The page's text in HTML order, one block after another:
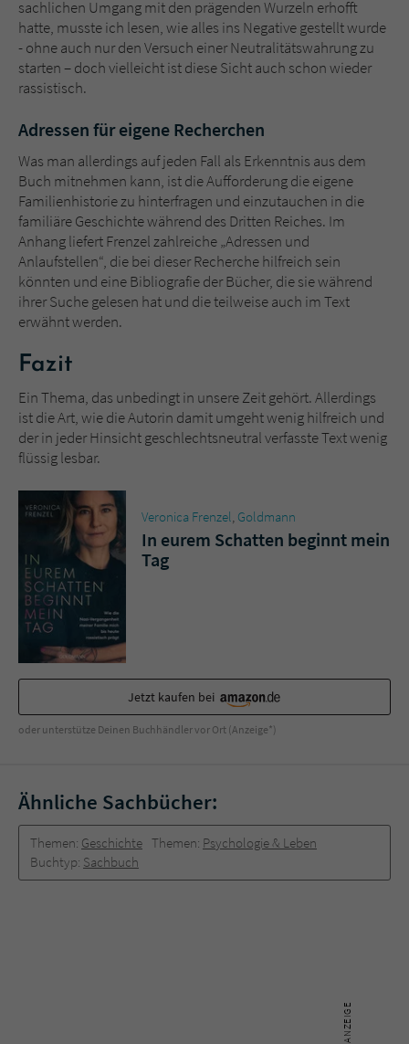
sachlichen Umgang mit den prägenden Wurzeln erhofft
hatte, musste ich lesen, wie alles ins Negative gestellt wurde
- ohne auch nur den Versuch einer Neutralitätswahrung zu
starten – doch vielleicht ist diese Sicht auch schon wieder
rassistisch.
Adressen für eigene Recherchen
Was man allerdings auf jeden Fall als Erkenntnis aus dem
Buch mitnehmen kann, ist die Aufforderung die eigene
Familienhistorie zu hinterfragen und einzutauchen in die
familiäre Geschichte während des Dritten Reiches. Im
Anhang liefert Frenzel zahlreiche „Adressen und
Anlaufstellen“, die bei dieser Recherche hilfreich sein
könnten und eine Bibliografie der Bücher, die sie während
ihrer Suche gelesen hat und die teilweise auch im Text
erwähnt werden.
Fazit
Ein Thema, das unbedingt in unsere Zeit gehört. Allerdings
ist die Art, wie die Autorin damit umgeht wenig hilfreich und
der in jeder Hinsicht geschlechtsneutral verfasste Text wenig
flüssig lesbar.
Veronica Frenzel, Goldmann
In eurem Schatten beginnt mein
Tag
Jetzt kaufen bei
oder unterstütze Deinen Buchhändler vor Ort (Anzeige*)
Ähnliche Sachbücher:
Themen: Geschichte Themen: Psychologie & Leben
Buchtyp: Sachbuch